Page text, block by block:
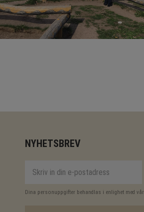
NYHETSBREV
Dina personuppgifter behandlas i enlighet med vår